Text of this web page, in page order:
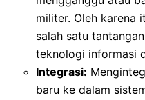
militer. Oleh karena
salah satu
teknologi informasi
Integrasi:
baru ke dalam